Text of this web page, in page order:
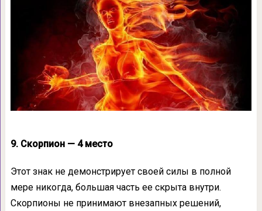
9. Скорпион — 4 место
Этот знак не демонстрирует своей силы в полной
мере никогда, большая часть ее скрыта внутри.
Скорпионы не принимают внезапных решений,